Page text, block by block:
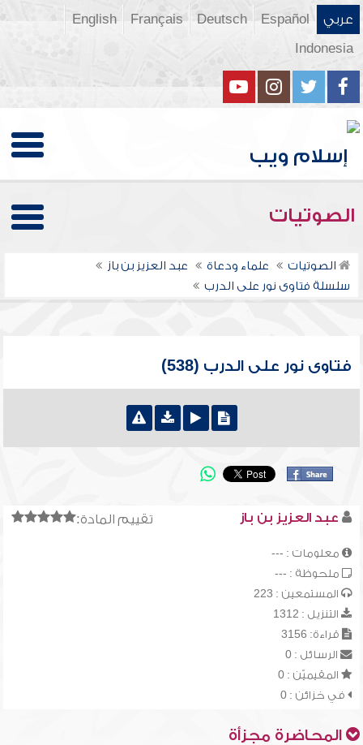
عربي Español
Deutsch
Français
English
Indonesia
الصوتيات
الصوتيات علماء ودعاة
عبد العزيز بن باز
سلسلة فتاوى نور على الدرب
فتاوى نور على الدرب (538)
تقييم المادة: عبد العزيز بن باز
معلومات : ---
ملحوظة : ---
المستمعين : 223
التنزيل : 1312
قراءة: 3156
الرسائل : 0
المقيميّن : 0
في خزائن : 0
المحاضرة مجزأة